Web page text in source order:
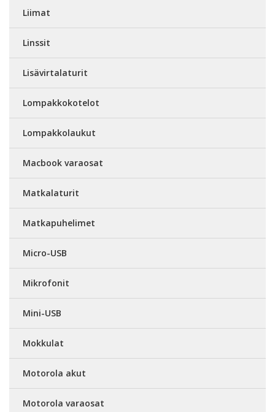
Liimat
Linssit
Lisävirtalaturit
Lompakkokotelot
Lompakkolaukut
Macbook varaosat
Matkalaturit
Matkapuhelimet
Micro-USB
Mikrofonit
Mini-USB
Mokkulat
Motorola akut
Motorola varaosat